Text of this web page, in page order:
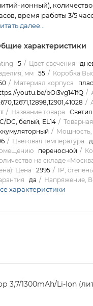
ионный),
время работы 3/5
далее...
характеристики
5 Цвет свечения
мм
55 Коробка
Материал корпуса
youtu.be/bOi3vg141fQ
Название товара
DC, белый, EL14
Мощность,
Цветовая температура
переносной
на складе
Цена
2995 IP,
да Напряжение,
характеристики
3,7/1300mAh/Li-Ion